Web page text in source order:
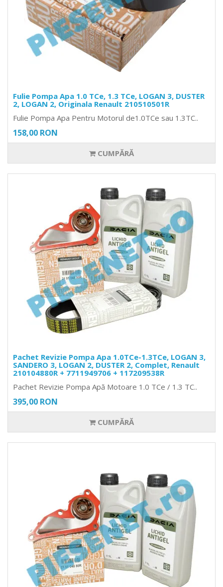
Fulie Pompa Apa 1.0 TCe, 1.3 TCe, LOGAN 3, DUSTER
2, LOGAN 2, Originala Renault 210510501R
Fulie Pompa Apa Pentru Motorul de1.0TCe sau 1.3TC..
158,00 RON
CUMPĂRĂ
Pachet Revizie Pompa Apa 1.0TCe-1.3TCe, LOGAN 3,
SANDERO 3, LOGAN 2, DUSTER 2, Complet, Renault
210104880R + 7711949706 + 117209538R
Pachet Revizie Pompa Apă Motoare 1.0 TCe / 1.3 TC..
395,00 RON
CUMPĂRĂ